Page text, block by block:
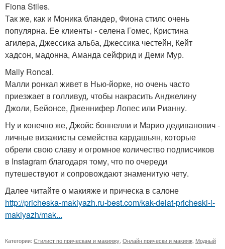
Fiona Stiles.
Так же, как и Моника бландер, Фиона стилс очень
популярна. Ее клиенты - селена Гомес, Кристина
агилера, Джессика альба, Джессика честейн, Кейт
хадсон, мадонна, Аманда сейфрид и Деми Мур.
Mally Roncal.
Малли ронкал живет в Нью-йорке, но очень часто
приезжает в голливуд, чтобы накрасить Анджелину
Джоли, Бейонсе, Дженнифер Лопес или Рианну.
Ну и конечно же, Джойс боннелли и Марио дедиванович -
личные визажисты семейства кардашьян, которые
обрели свою славу и огромное количество подписчиков
в Instagram благодаря тому, что по очереди
путешествуют и сопровождают знаменитую чету.
Далее читайте о макияже и прическа в салоне
http://pricheska-makiyazh.ru-best.com/kak-delat-pricheski-i-
makiyazh/mak...
Категории: Стилист по прическам и макияжу, Онлайн прически и макияж, Модный